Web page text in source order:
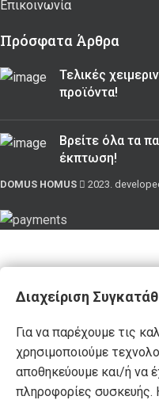
Επικοινωνία
Πρόσφατα Άρθρα
Τελικές
προϊόντα!
Βρείτε όλα τα
έκπτωση!
DOMUS HOMUS 2023.
Διαχείριση
Για να παρέχουμε τις
χρησιμοποιούμε
αποθηκεύουμε και/ή να
πληροφορίες συσκευής.